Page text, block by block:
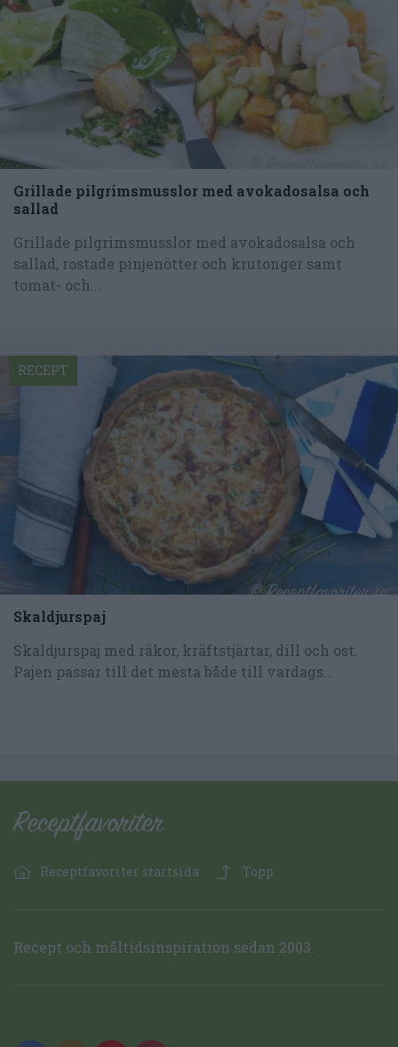
Grillade pilgrimsmusslor med avokadosalsa och
sallad
Grillade pilgrimsmusslor med avokadosalsa och
sallad, rostade pinjenötter och krutonger samt
tomat- och...
Skaldjurspaj
Skaldjurspaj med räkor, kräftstjärtar, dill och ost.
Pajen passar till det mesta både till vardags...
RECEPT
Receptfavoriter startsida Topp
Recept och måltidsinspiration sedan 2003.